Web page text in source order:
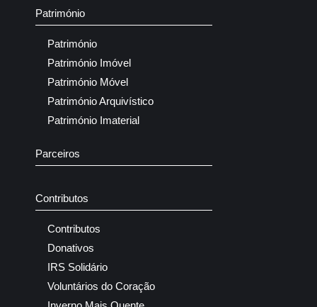
Património
Património
Património Imóvel
Património Móvel
Património Arquivístico
Património Imaterial
Parceiros
Contributos
Contributos
Donativos
IRS Solidário
Voluntários do Coração